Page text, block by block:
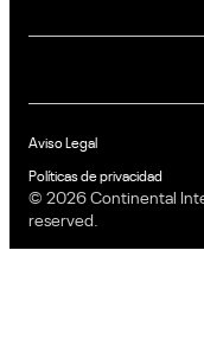
© 2026 Continental
reserved.
Aviso Legal
Políticas de privacidad